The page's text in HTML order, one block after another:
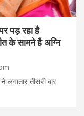
पड़ रहा है
के सामने है अग्नि
लगातार तीसरी बार